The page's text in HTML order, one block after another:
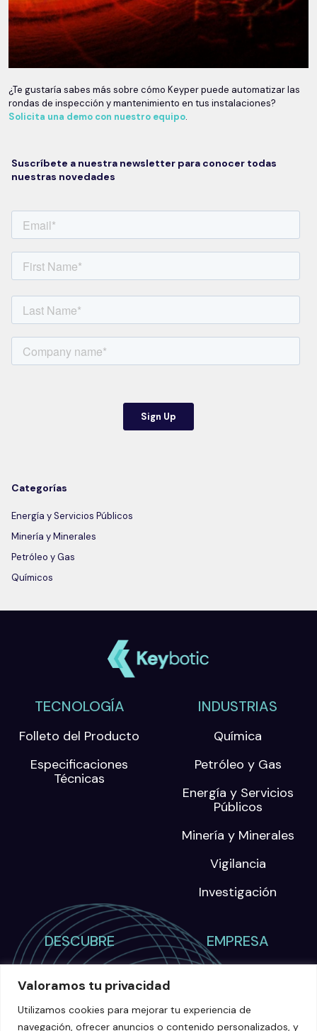
Valoramos tu privacidad
Utilizamos cookies para mejorar tu experiencia de
navegación, ofrecer anuncios o contenido personalizados, y
¿Te gustaría sabes más sobre cómo Keyper puede automatizar las
rondas de inspección y mantenimiento en tus instalaciones?
Solicita una demo con nuestro equipo.
Suscríbete a nuestra newsletter para conocer todas
nuestras novedades
Categorías
Energía y Servicios Públicos
Minería y Minerales
Petróleo y Gas
Químicos
TECNOLOGÍA
Folleto del Producto
Especificaciones
Técnicas
INDUSTRIAS
Química
Petróleo y Gas
Energía y Servicios
Públicos
Minería y Minerales
Vigilancia
Investigación
DESCUBRE
Webinars
EMPRESA